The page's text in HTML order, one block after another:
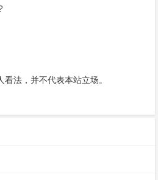
法，并不代表本站立场。